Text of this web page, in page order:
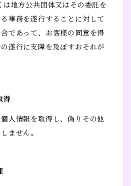
は地方公共団体又はその委託を
事務を遂行することに対して
であって、お客様の同意を得
遂行に支障を及ぼすおそれが
得
人情報を取得し、偽りその他
ません。